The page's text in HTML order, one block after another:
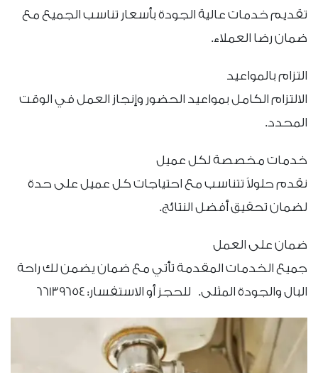
تقديم خدمات عالية الجودة بأسعار تناسب الجميع مع
ضمان رضا العملاء.
التزام بالمواعيد
الالتزام الكامل بمواعيد الحضور وإنجاز العمل في الوقت
المحدد.
خدمات مخصصة لكل عميل
نقدم حلولاً تتناسب مع احتياجات كل عميل على حدة
لضمان تحقيق أفضل النتائج.
ضمان على العمل
جميع الخدمات المقدمة تأتي مع ضمان يضمن لك راحة
البال والجودة المثلى. للحجز أو الاستفسار: 66139654